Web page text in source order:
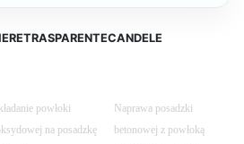
powłoki
na posadzkę
Naprawa posadzki
betonowej z powłoką